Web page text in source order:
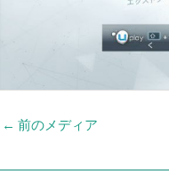
← 前のメディア